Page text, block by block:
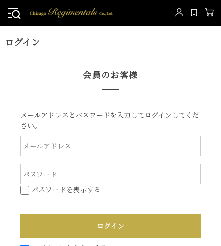
ログイン
会員のお客様
メールアドレスとパスワードを入力してログインしてくだ
さい。
パスワードを表示する